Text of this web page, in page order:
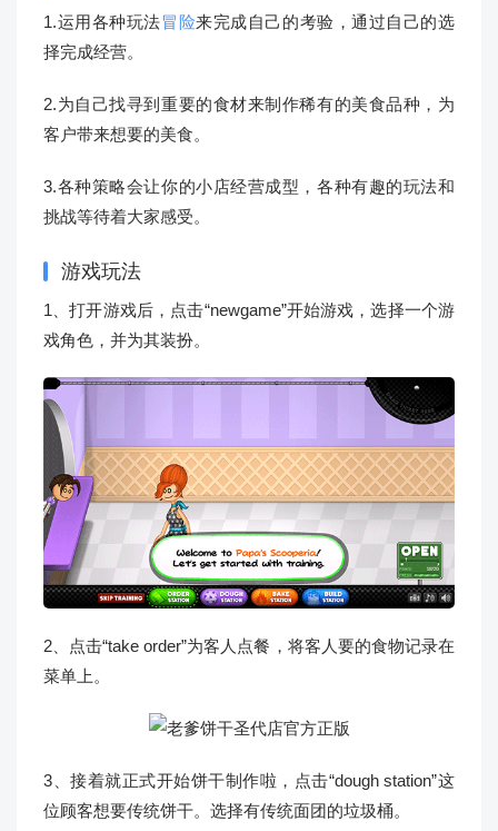
1.运用各种玩法冒险来完成自己的考验，通过自己的选
择完成经营。
2.为自己找寻到重要的食材来制作稀有的美食品种，为
客户带来想要的美食。
3.各种策略会让你的小店经营成型，各种有趣的玩法和
挑战等待着大家感受。
游戏玩法
1、打开游戏后，点击“newgame”开始游戏，选择一个游
戏角色，并为其装扮。
2、点击“take order”为客人点餐，将客人要的食物记录在
菜单上。
3、接着就正式开始饼干制作啦，点击“dough station”这
位顾客想要传统饼干。选择有传统面团的垃圾桶。